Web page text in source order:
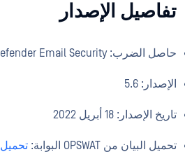
تفاصيل الإصدار
حاصل الضرب: MetaDefender Email Security
الإصدار: 5.6
تاريخ الإصدار: 18 أبريل 2022
تحميل البيان من OPSWAT البوابة: تحميل